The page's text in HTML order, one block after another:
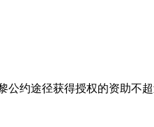
约途径获得授权的资助不超